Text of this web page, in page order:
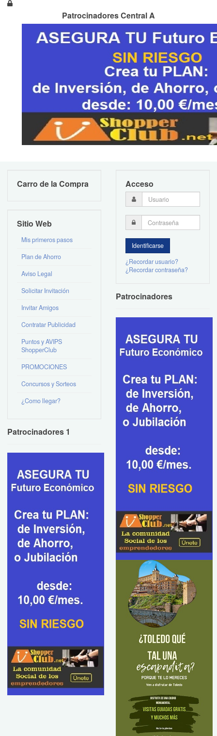
Patrocinadores Central A
Carro de la Compra
Sitio Web
Mis primeros pasos
Plan de Ahorro
Aviso Legal
Solicitar Invitación
Invitar Amigos
Contratar Publicidad
Puntos y AVIPS
ShopperClub
PROMOCIONES
Concursos y Sorteos
¿Como llegar?
Patrocinadores 1
Acceso
¿Recordar usuario?
¿Recordar contraseña?
Patrocinadores